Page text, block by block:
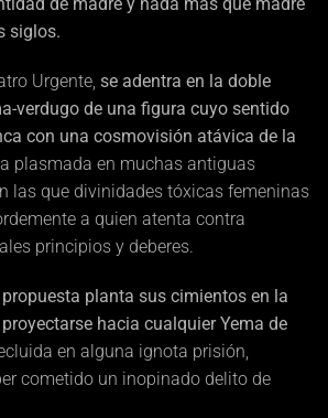
siglos.
Urgente, se adentra en la doble
verdugo de una figura cuyo sentido
con una cosmovisión atávica de la
plasmada en muchas antiguas
las que divinidades tóxicas femeninas
a quien atenta contra
principios y deberes.
planta sus cimientos en la
hacia cualquier Yema de
en alguna ignota prisión,
cometido un inopinado delito de